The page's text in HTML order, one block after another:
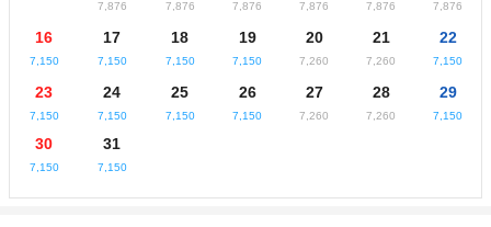
7,876 7,876 7,876 7,876 7,876 7,876
16
7,150
17
7,150
18
7,150
19
7,150
20
7,260
21
7,260
22
7,150
23
7,150
24
7,150
25
7,150
26
7,150
27
7,260
28
7,260
29
7,150
30
7,150
31
7,150